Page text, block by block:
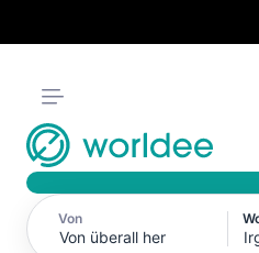
Von
Aktive Filter (0)
Keine aktiven Filter